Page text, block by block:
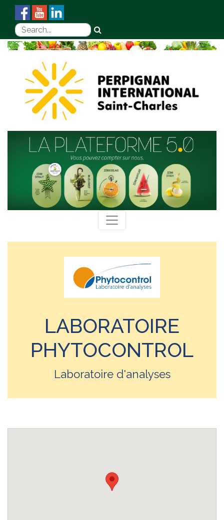
LABORATOIRE
PHYTOCONTROL
Laboratoire d'analyses